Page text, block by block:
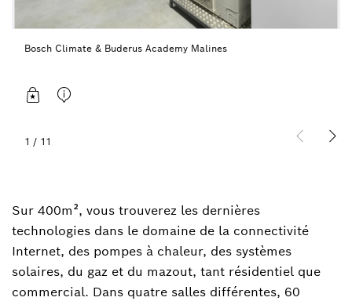
Bosch Climate & Buderus Academy Malines
1 / 11
Sur 400m², vous trouverez les dernières
technologies dans le domaine de la connectivité
Internet, des pompes à chaleur, des systèmes
solaires, du gaz et du mazout, tant résidentiel que
commercial. Dans quatre salles différentes, 60